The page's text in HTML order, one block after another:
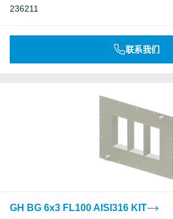
236211
联系我们
GH BG 6x3 FL100 AISI316 KIT